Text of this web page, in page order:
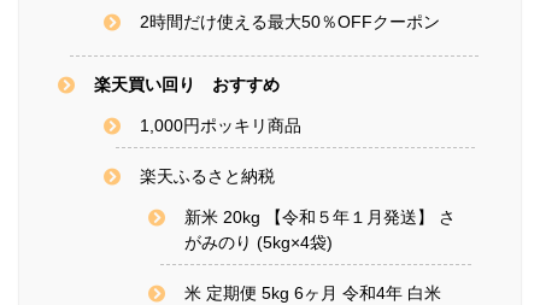
2時間だけ使える最大50％OFFクーポン
楽天買い回り おすすめ
1,000円ポッキリ商品
楽天ふるさと納税
新米 20kg 【令和５年１月発送】 さ
がみのり (5kg×4袋)
米 定期便 5kg 6ヶ月 令和4年 白米